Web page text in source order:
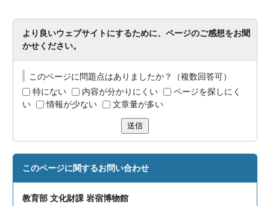
より良いウェブサイトにするために、ページのご感想をお聞
かせください。
このページに問題点はありましたか？（複数回答可）
特にない
内容が分かりにくい
ページを探しにく
い
情報が少ない 文章量が多い
送信
このページに関するお問い合わせ
教育部 文化財課 岩宿博物館